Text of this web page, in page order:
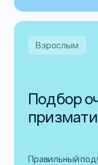
Взрослым
Подбор
Правильный